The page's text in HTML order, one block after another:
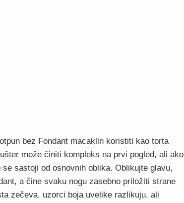
bez Fondant macaklin koristiti kao torta
može činiti kompleks na prvi pogled, ali ako
sastoji od osnovnih oblika. Oblikujte glavu,
a čine svaku nogu zasebno priložiti strane
zečeva, uzorci boja uvelike razlikuju, ali